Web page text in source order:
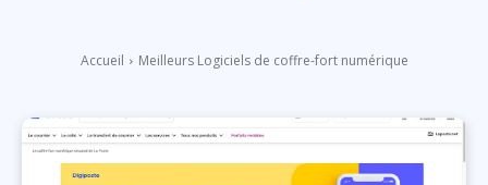
Accueil Meilleurs Logiciels de coffre-fort numérique